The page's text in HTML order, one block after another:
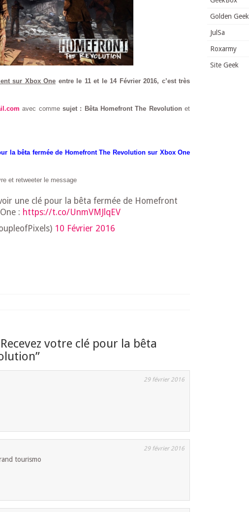
sur Xbox One entre le 11 et le 14 Février 2016, c’est très
avec comme sujet : Bêta Homefront The Revolution et
la bêta fermée de Homefront The Revolution sur Xbox One
et retweeter le message
une clé pour la bêta fermée de Homefront
: https://t.co/UnmVMJlqEV
10 Février 2016
votre clé pour la bêta
”
29 février 2016
29 février 2016
tourismo
Golden Geek
JulSa
Roxarmy
Site Geek